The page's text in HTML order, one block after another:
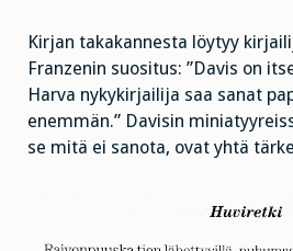
Kirjan takakannesta löytyy
Franzenin suositus: ”Davis on
Harva nykykirjailija saa sanat
enemmän.” Davisin
se mitä ei sanota, ovat yhtä